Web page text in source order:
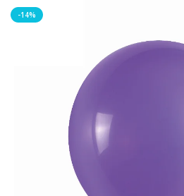
-14%